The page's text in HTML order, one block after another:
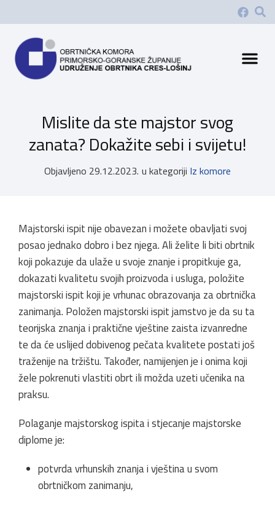
Mislite da ste majstor svog
zanata? Dokažite sebi i svijetu!
Objavljeno 29.12.2023. u kategoriji Iz komore
Majstorski ispit nije obavezan i možete obavljati svoj
posao jednako dobro i bez njega. Ali želite li biti obrtnik
koji pokazuje da ulaže u svoje znanje i propitkuje ga,
dokazati kvalitetu svojih proizvoda i usluga, položite
majstorski ispit koji je vrhunac obrazovanja za obrtnička
zanimanja. Položen majstorski ispit jamstvo je da su ta
teorijska znanja i praktične vještine zaista izvanredne
te da će uslijed dobivenog pečata kvalitete postati još
traženije na tržištu. Također, namijenjen je i onima koji
žele pokrenuti vlastiti obrt ili možda uzeti učenika na
praksu.
Polaganje majstorskog ispita i stjecanje majstorske
diplome je:
potvrda vrhunskih znanja i vještina u svom
obrtničkom zanimanju,